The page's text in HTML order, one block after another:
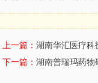
上一篇： 湖南华汇医疗科
下一篇： 湖南普瑞玛药物